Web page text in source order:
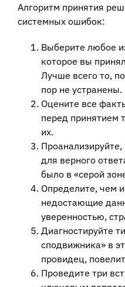
Алгоритм принятия
системных ошибок:
Выберите любое
которое вы
Лучше всего то,
пор не устранены.
Оцените все
перед принятием
их.
для верного
было в «серой
Определите, чем
недостающие
уверенностью,
Диагностируйте
сподвижника» в
провидец,
Проведите три